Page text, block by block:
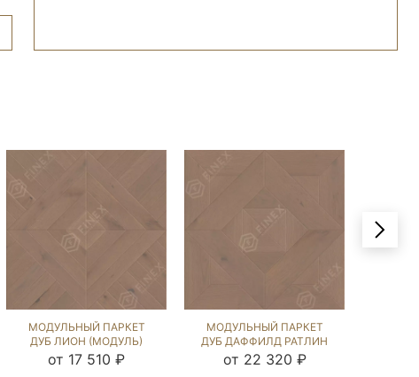
МОДУЛЬНЫЙ ПАРКЕТ
ДУБ ЛИОН (МОДУЛЬ)
РАТЛИН (BRUSHED)
123135
от 17 510 ₽
МОДУЛЬНЫЙ ПАРКЕТ
ДУБ ДАФФИЛД РАТЛИН
(BRUSHED) 121829
от 22 320 ₽